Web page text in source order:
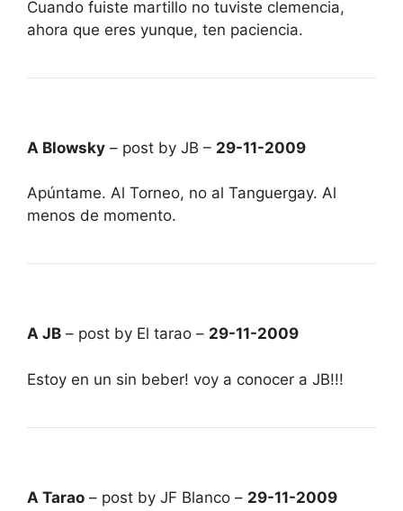
Cuando fuiste martillo no tuviste clemencia,
ahora que eres yunque, ten paciencia.
A Blowsky – post by JB – 29-11-2009
Apúntame. Al Torneo, no al Tanguergay. Al
menos de momento.
A JB – post by El tarao – 29-11-2009
Estoy en un sin beber! voy a conocer a JB!!!
A Tarao – post by JF Blanco – 29-11-2009